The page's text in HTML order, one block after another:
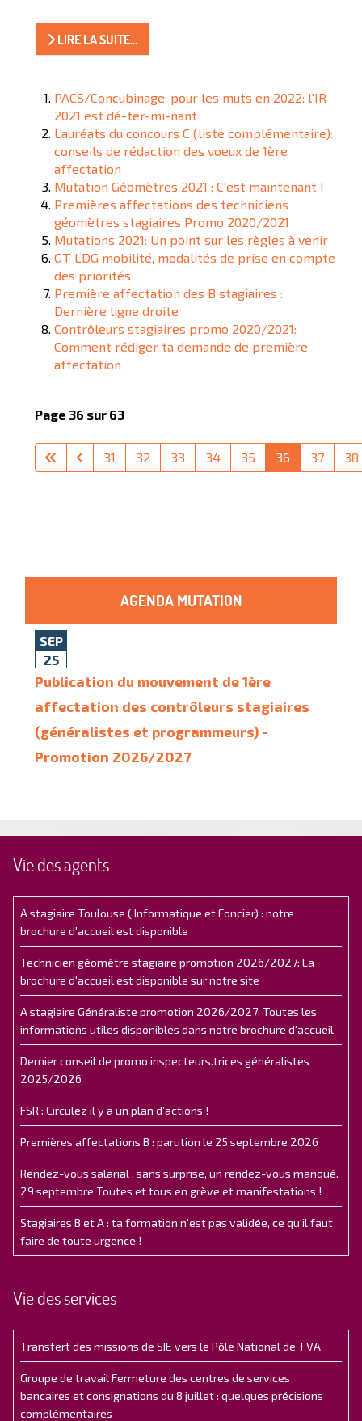
LIRE LA SUITE...
PACS/Concubinage: pour les muts en 2022: l'IR
2021 est dé-ter-mi-nant
Lauréats du concours C (liste complémentaire):
conseils de rédaction des voeux de 1ère
affectation
Mutation Géomètres 2021 : C'est maintenant !
Premières affectations des techniciens
géomètres stagiaires Promo 2020/2021
Mutations 2021: Un point sur les règles à venir
GT LDG mobilité, modalités de prise en compte
des priorités
Première affectation des B stagiaires :
Dernière ligne droite
Contrôleurs stagiaires promo 2020/2021:
Comment rédiger ta demande de première
affectation
Page 36 sur 63
31 32 33 34 35 36 37 38
AGENDA MUTATION
SEP
25
Publication du mouvement de 1ère
affectation des contrôleurs stagiaires
(généralistes et programmeurs) -
Promotion 2026/2027
Vie des agents
A stagiaire Toulouse ( Informatique et Foncier) : notre
brochure d'accueil est disponible
Technicien géomètre stagiaire promotion 2026/2027: La
brochure d'accueil est disponible sur notre site
A stagiaire Généraliste promotion 2026/2027: Toutes les
informations utiles disponibles dans notre brochure d'accueil
Dernier conseil de promo inspecteurs.trices généralistes
2025/2026
FSR : Circulez il y a un plan d’actions !
Premières affectations B : parution le 25 septembre 2026
Rendez-vous salarial : sans surprise, un rendez-vous manqué.
29 septembre Toutes et tous en grève et manifestations !
Stagiaires B et A : ta formation n'est pas validée, ce qu'il faut
faire de toute urgence !
Vie des services
Transfert des missions de SIE vers le Pôle National de TVA
Groupe de travail Fermeture des centres de services
bancaires et consignations du 8 juillet : quelques précisions
complémentaires